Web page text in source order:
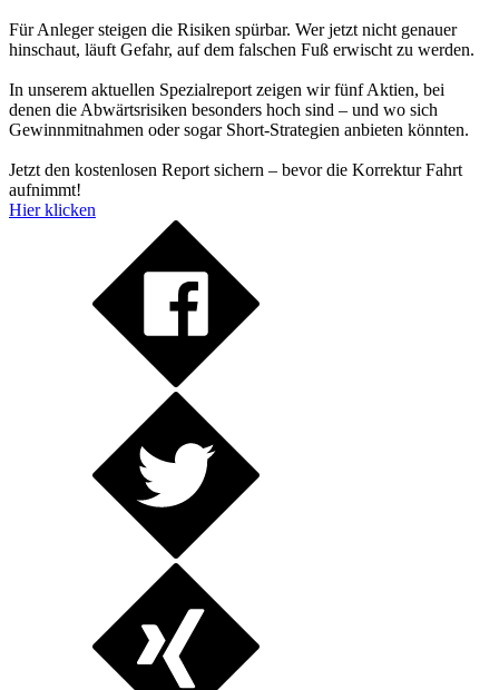
Für Anleger steigen die Risiken spürbar. Wer jetzt nicht genauer
hinschaut, läuft Gefahr, auf dem falschen Fuß erwischt zu werden.
In unserem aktuellen Spezialreport zeigen wir fünf Aktien, bei
denen die Abwärtsrisiken besonders hoch sind – und wo sich
Gewinnmitnahmen oder sogar Short-Strategien anbieten könnten.
Jetzt den kostenlosen Report sichern – bevor die Korrektur Fahrt
aufnimmt!
Hier klicken